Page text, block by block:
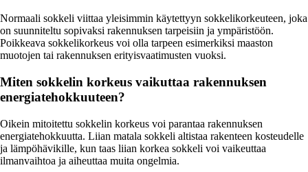
Normaali sokkeli viittaa yleisimmin käytettyyn sokkelikorkeuteen, joka
on suunniteltu sopivaksi rakennuksen tarpeisiin ja ympäristöön.
Poikkeava sokkelikorkeus voi olla tarpeen esimerkiksi maaston
muotojen tai rakennuksen erityisvaatimusten vuoksi.
Miten sokkelin korkeus vaikuttaa rakennuksen
energiatehokkuuteen?
Oikein mitoitettu sokkelin korkeus voi parantaa rakennuksen
energiatehokkuutta. Liian matala sokkeli altistaa rakenteen kosteudelle
ja lämpöhävikille, kun taas liian korkea sokkeli voi vaikeuttaa
ilmanvaihtoa ja aiheuttaa muita ongelmia.